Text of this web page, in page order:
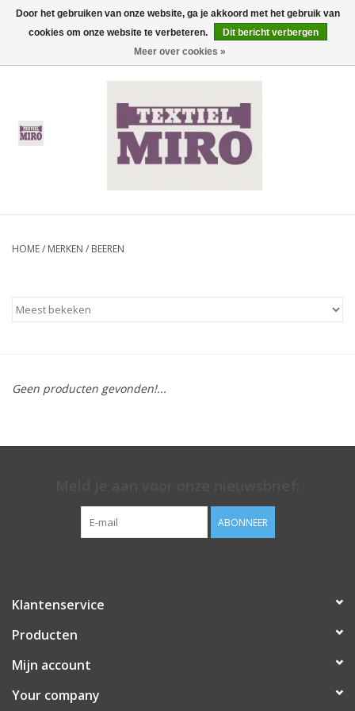
0 Artikelen - €0,00
Heren
Thermisch ondergoed
HOME/ MERKEN / BEEREN
Geen producten gevonden!...
ABONNEER
Klantenservice
Producten
Mijn account
Your company
Door het gebruiken van onze website, ga je akkoord met het gebruik van
cookies om onze website te verbeteren.
Dit bericht verbergen
Meer over cookies »